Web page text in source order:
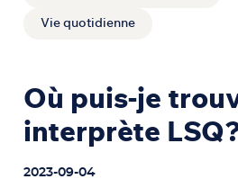
Vie quotidienne
Où puis-je
interprète
2023-09-04